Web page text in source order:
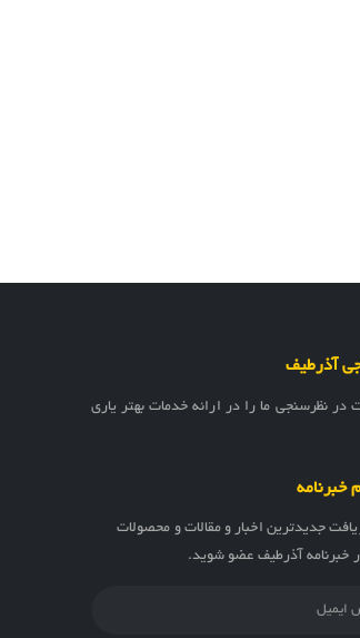
آذرطیف
در نظرسنجی ما را در ارائه خدمات بهتر یاری
خبرنامه
جدیدترین اخبار و مقالات و محصولات
خبرنامه آذرطیف عضو شوید.